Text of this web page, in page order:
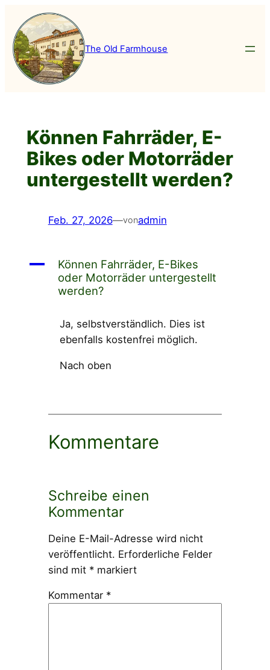
Inhalt
springen
The Old Farmhouse
Können Fahrräder, E-
Bikes oder Motorräder
untergestellt werden?
Feb. 27, 2026—vonadmin
A
Können Fahrräder, E-Bikes
oder Motorräder untergestellt
werden?
Ja, selbstverständlich. Dies ist
ebenfalls kostenfrei möglich.
Nach oben
Kommentare
Schreibe einen
Kommentar
Deine E-Mail-Adresse wird nicht
veröffentlicht. Erforderliche Felder
sind mit *markiert
Kommentar *